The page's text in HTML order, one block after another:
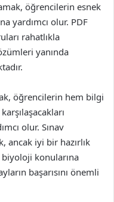
öğrencilerin esnek
yardımcı olur. PDF
rahatlıkla
yanında
öğrencilerin hem bilgi
olur. Sınav
ancak iyi bir hazırlık
konularına
başarısını önemli